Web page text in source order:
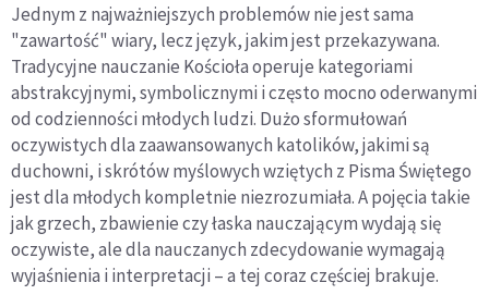
Jednym z najważniejszych problemów nie jest sama
"zawartość" wiary, lecz język, jakim jest przekazywana.
Tradycyjne nauczanie Kościoła operuje kategoriami
abstrakcyjnymi, symbolicznymi i często mocno oderwanymi
od codzienności młodych ludzi. Dużo sformułowań
oczywistych dla zaawansowanych katolików, jakimi są
duchowni, i skrótów myślowych wziętych z Pisma Świętego
jest dla młodych kompletnie niezrozumiała. A pojęcia takie
jak grzech, zbawienie czy łaska nauczającym wydają się
oczywiste, ale dla nauczanych zdecydowanie wymagają
wyjaśnienia i interpretacji – a tej coraz częściej brakuje.